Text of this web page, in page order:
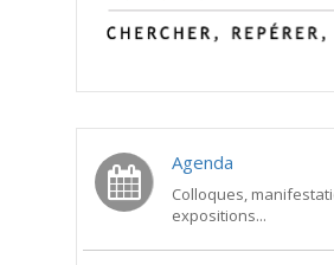
Agenda
Colloques,
expositions...